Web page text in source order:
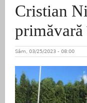
Cristian
Sâm, 03/25/2023 - 08:00